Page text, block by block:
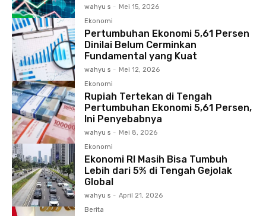
wahyu s -
Mei 15, 2026
Ekonomi
Pertumbuhan Ekonomi 5,61 Persen
Dinilai Belum Cerminkan
Fundamental yang Kuat
wahyu s -
Mei 12, 2026
Ekonomi
Rupiah Tertekan di Tengah
Pertumbuhan Ekonomi 5,61 Persen,
Ini Penyebabnya
wahyu s -
Mei 8, 2026
Ekonomi
Ekonomi RI Masih Bisa Tumbuh
Lebih dari 5% di Tengah Gejolak
Global
wahyu s - April 21, 2026
Berita